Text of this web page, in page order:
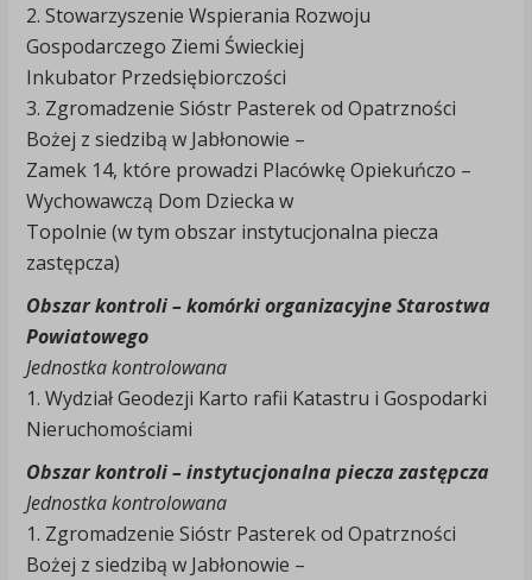
2. Stowarzyszenie Wspierania Rozwoju
Gospodarczego Ziemi Świeckiej
Inkubator Przedsiębiorczości
3. Zgromadzenie Sióstr Pasterek od Opatrzności
Bożej z siedzibą w Jabłonowie –
Zamek 14, które prowadzi Placówkę Opiekuńczo –
Wychowawczą Dom Dziecka w
Topolnie (w tym obszar instytucjonalna piecza
zastępcza)
Obszar kontroli – komórki organizacyjne Starostwa
Powiatowego
Jednostka kontrolowana
1. Wydział Geodezji Karto rafii Katastru i Gospodarki
Nieruchomościami
Obszar kontroli – instytucjonalna piecza zastępcza
Jednostka kontrolowana
1. Zgromadzenie Sióstr Pasterek od Opatrzności
Bożej z siedzibą w Jabłonowie –